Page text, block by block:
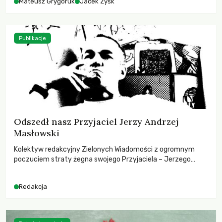
Odszedł nasz Przyjaciel Jerzy Andrzej
Masłowski
Kolektyw redakcyjny Zielonych Wiadomości z ogromnym
poczuciem straty żegna swojego Przyjaciela – Jerzego
Redakcja
Publikacje